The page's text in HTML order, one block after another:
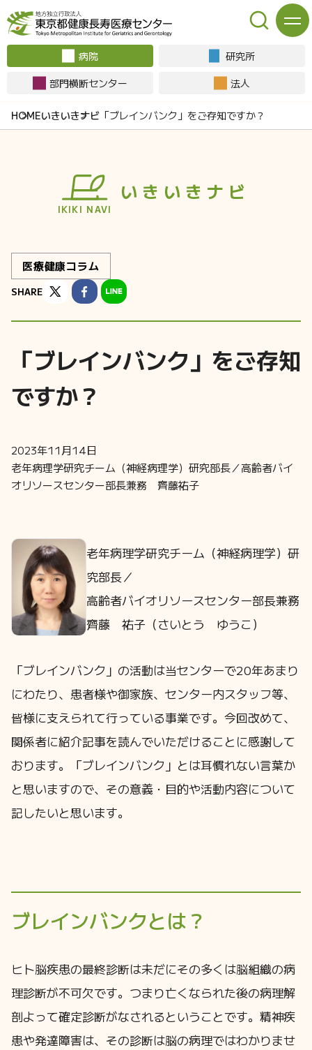
病院
研究所
部門横断センター
法人
いきいきナビ 「ブレインバンク」をご存知ですか？
IKIKI NAVI
いきいきナビ
医療健康コラム
SHARE
「ブレインバンク」をご存知
ですか？
2023年11月14日
老年病理学研究チーム（神経病理学）研究部長／高齢者バイ
オリソースセンター部長兼務 齊藤祐子
老年病理学研究チーム（神経病理学）研
究部長／
高齢者バイオリソースセンター部長兼務
齊藤 祐子（さいとう ゆうこ）
「ブレインバンク」の活動は当センターで20年あまり
にわたり、患者様や御家族、センター内スタッフ等、
皆様に支えられて行っている事業です。今回改めて、
関係者に紹介記事を読んでいただけることに感謝して
おります。「ブレインバンク」とは耳慣れない言葉か
と思いますので、その意義・目的や活動内容について
記したいと思います。
ブレインバンクとは？
ヒト脳疾患の最終診断は未だにその多くは脳組織の病
理診断が不可欠です。つまり亡くなられた後の病理解
剖よって確定診断がなされるということです。精神疾
患や発達障害は、その診断は脳の病理ではわかりませ